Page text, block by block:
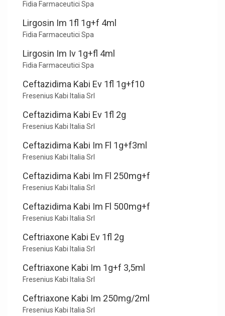
Fidia Farmaceutici Spa
Lirgosin Im 1fl 1g+f 4ml
Fidia Farmaceutici Spa
Lirgosin Im Iv 1g+fl 4ml
Fidia Farmaceutici Spa
Ceftazidima Kabi Ev 1fl 1g+f10
Fresenius Kabi Italia Srl
Ceftazidima Kabi Ev 1fl 2g
Fresenius Kabi Italia Srl
Ceftazidima Kabi Im Fl 1g+f3ml
Fresenius Kabi Italia Srl
Ceftazidima Kabi Im Fl 250mg+f
Fresenius Kabi Italia Srl
Ceftazidima Kabi Im Fl 500mg+f
Fresenius Kabi Italia Srl
Ceftriaxone Kabi Ev 1fl 2g
Fresenius Kabi Italia Srl
Ceftriaxone Kabi Im 1g+f 3,5ml
Fresenius Kabi Italia Srl
Ceftriaxone Kabi Im 250mg/2ml
Fresenius Kabi Italia Srl